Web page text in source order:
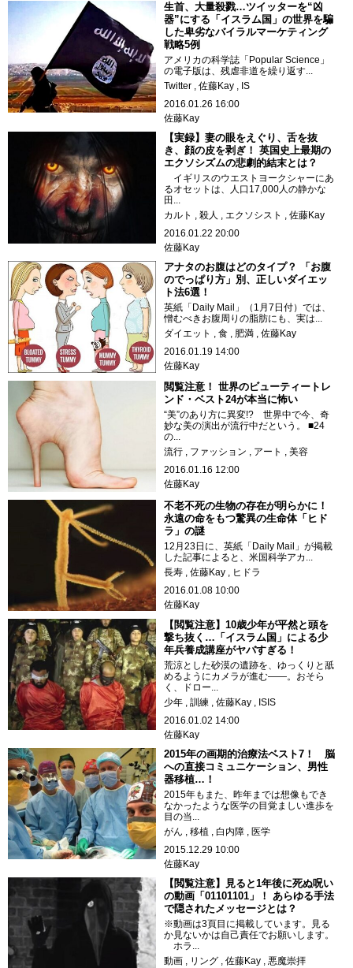
生首、大量殺戮…ツイッターを“凶
器”にする「イスラム国」の世界を騙
した卑劣なバイラルマーケティング
戦略5例
アメリカの科学誌「Popular Science」
の電子版は、残虐非道を繰り返す...
Twitter
佐藤Kay
IS
2016.01.26 16:00
佐藤Kay
【実録】妻の眼をえぐり、舌を抜
き、顔の皮を剥ぎ！ 英国史上最期の
エクソシズムの悲劇的結末とは？
イギリスのウエストヨークシャーにあ
るオセットは、人口17,000人の静かな
田...
カルト
殺人 エクソシスト
佐藤Kay
2016.01.22 20:00
佐藤Kay
アナタのお腹はどのタイプ？ 「お腹
のでっぱり方」別、正しいダイエッ
ト法6選！
英紙「Daily Mail」（1月7日付）では、
憎むべきお腹周りの脂肪にも、実は...
ダイエット
食 肥満
佐藤Kay
2016.01.19 14:00
佐藤Kay
閲覧注意！ 世界のビューティートレ
ンド・ベスト24が本当に怖い
“美”のあり方に異変!? 世界中で今、奇
妙な美の演出が流行中だという。 ■24
の...
流行
ファッション アート
美容
2016.01.16 12:00
佐藤Kay
不老不死の生物の存在が明らかに！
永遠の命をもつ驚異の生命体「ヒド
ラ」の謎
12月23日に、英紙「Daily Mail」が掲載
した記事によると、米国科学アカ...
長寿
佐藤Kay
ヒドラ
2016.01.08 10:00
佐藤Kay
【閲覧注意】10歳少年が平然と頭を
撃ち抜く…「イスラム国」による少
年兵養成講座がヤバすぎる！
荒涼とした砂漠の遺跡を、ゆっくりと舐
めるようにカメラが進む――。おそら
く、ドロー...
少年
訓練 佐藤Kay
ISIS
2016.01.02 14:00
佐藤Kay
2015年の画期的治療法ベスト7！ 脳
への直接コミュニケーション、男性
器移植…！
2015年もまた、昨年までは想像もでき
なかったような医学の目覚ましい進歩を
目の当...
がん
移植 白内障
医学
2015.12.29 10:00
佐藤Kay
【閲覧注意】見ると1年後に死ぬ呪い
の動画「01101101」！ あらゆる手法
で隠されたメッセージとは？
※動画は3頁目に掲載しています。見る
か見ないかは自己責任でお願いします。
ホラ...
動画
リング 佐藤Kay
悪魔崇拝